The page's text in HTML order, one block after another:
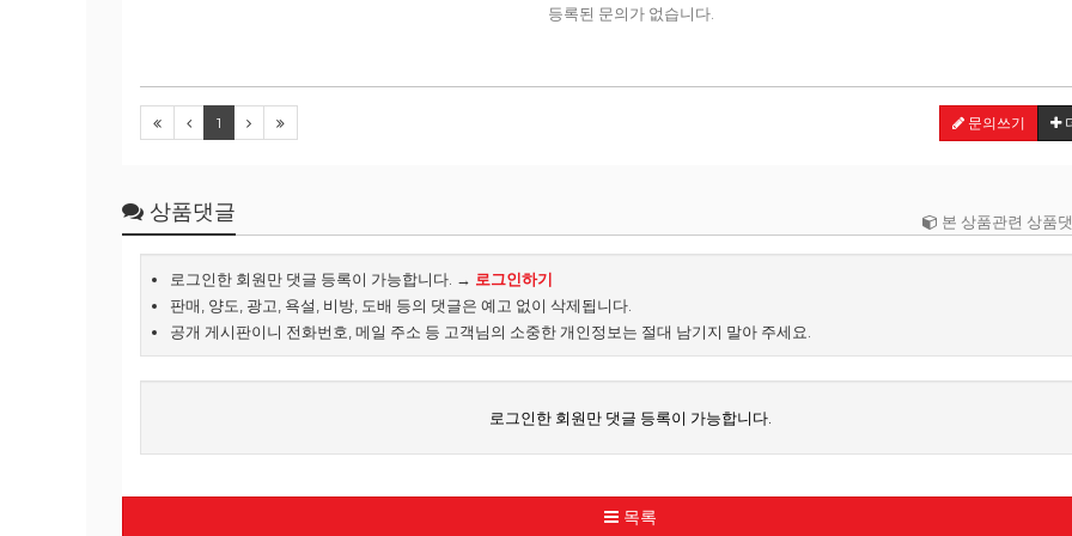
등록된 문의가 없습니다.
1 문의쓰기
본 상품관련 상품
상품댓글
로그인한 회원만 댓글 등록이 가능합니다. → 로그인하기
판매, 양도, 광고, 욕설, 비방, 도배 등의 댓글은 예고 없이 삭제됩니다.
공개 게시판이니 전화번호, 메일 주소 등 고객님의 소중한 개인정보는 절대 남기지 말아 주세요.
로그인한 회원만 댓글 등록이 가능합니다.
목록